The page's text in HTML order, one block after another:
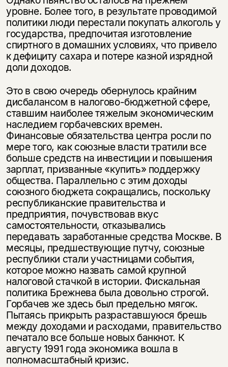
уровне. Более того, в результате проводимой
политики люди перестали покупать алкоголь у
государства, предпочитая изготовление
спиртного в домашних условиях, что привело
к дефициту сахара и потере казной изрядной
доли доходов.
Это в свою очередь обернулось крайним
дисбалансом в налогово-бюджетной сфере,
ставшим наиболее тяжелым экономическим
наследием горбачевских времен.
Финансовые обязательства центра росли по
мере того, как союзные власти тратили все
больше средств на инвестиции и повышения
зарплат, призванные «купить» поддержку
общества. Параллельно с этим доходы
союзного бюджета сокращались, поскольку
республиканские правительства и
предприятия, почувствовав вкус
самостоятельности, отказывались
передавать заработанные средства Москве. В
месяцы, предшествующие путчу, союзные
республики стали участницами события,
которое можно назвать самой крупной
налоговой стачкой в истории. Фискальная
политика Брежнева была довольно строгой.
Горбачев же здесь был предельно мягок.
Пытаясь прикрыть разраставшуюся брешь
между доходами и расходами, правительство
печатало все больше новых банкнот. К
августу 1991 года экономика вошла в
полномасштабный кризис.